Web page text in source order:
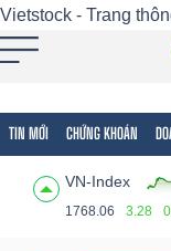
Vietstock - Trang
TIN MỚI CHỨNG KHOÁN
VN-Index
1768.06 3.28
Tất cả Tính
Tính